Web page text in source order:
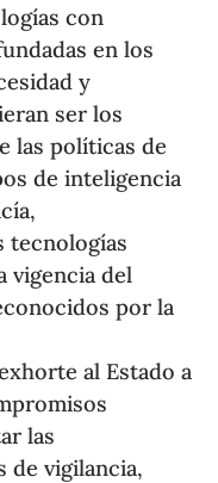
con
en los
y
ser los
las políticas de
de inteligencia
tecnologías
vigencia del
por la
al Estado a
las
de vigilancia,